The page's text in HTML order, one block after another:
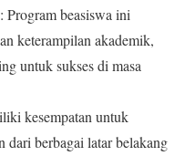
: Program beasiswa ini
keterampilan akademik,
untuk sukses di masa
kesempatan untuk
dari berbagai latar belakang